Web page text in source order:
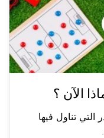
الآن ؟
التي تناول فيها